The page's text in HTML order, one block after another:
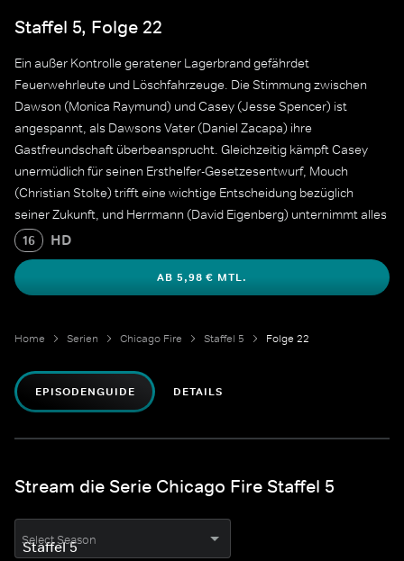
Staffel 5, Folge 22
Ein außer Kontrolle geratener Lagerbrand gefährdet
Feuerwehrleute und Löschfahrzeuge. Die Stimmung zwischen
Dawson (Monica Raymund) und Casey (Jesse Spencer) ist
angespannt, als Dawsons Vater (Daniel Zacapa) ihre
Gastfreundschaft überbeansprucht. Gleichzeitig kämpft Casey
unermüdlich für seinen Ersthelfer-Gesetzesentwurf, Mouch
(Christian Stolte) trifft eine wichtige Entscheidung bezüglich
seiner Zukunft, und Herrmann (David Eigenberg) unternimmt alles
Erdenkliche, um einen kleinen Jungen zum Lächeln zu bringen.
16 HD
AB 5,98 € MTL.
Home Serien Chicago Fire Staffel 5 Folge 22
EPISODENGUIDE DETAILS
Stream die Serie Chicago Fire Staffel 5
Select Season